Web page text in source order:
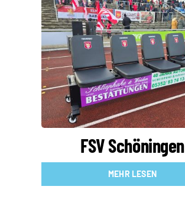
FSV Schöningen
MEHR LESEN